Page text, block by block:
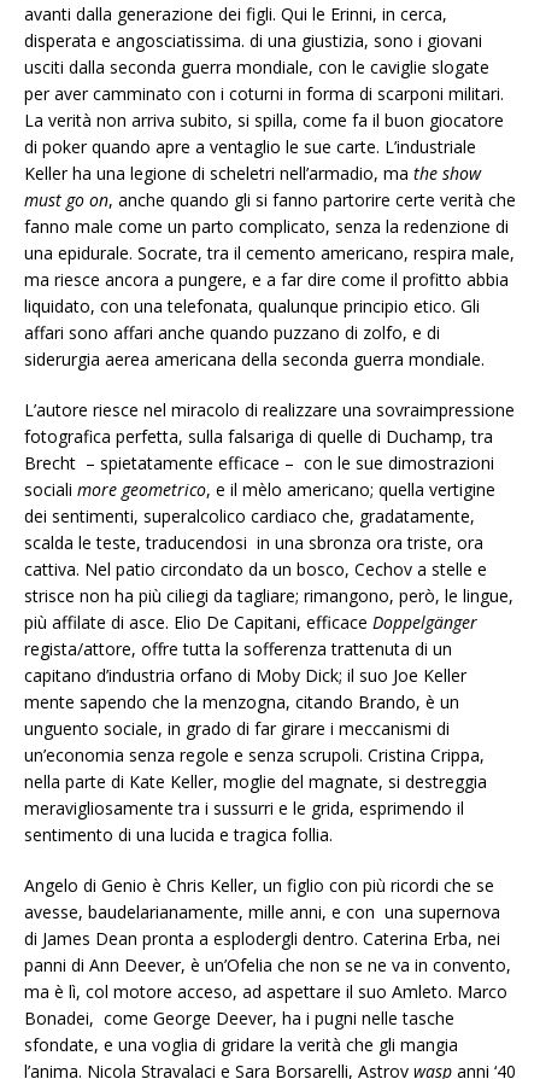
avanti dalla generazione dei figli. Qui le Erinni, in cerca,
disperata e angosciatissima. di una giustizia, sono i giovani
usciti dalla seconda guerra mondiale, con le caviglie slogate
per aver camminato con i coturni in forma di scarponi militari.
La verità non arriva subito, si spilla, come fa il buon giocatore
di poker quando apre a ventaglio le sue carte. L’industriale
Keller ha una legione di scheletri nell’armadio, ma the show
must go on, anche quando gli si fanno partorire certe verità che
fanno male come un parto complicato, senza la redenzione di
una epidurale. Socrate, tra il cemento americano, respira male,
ma riesce ancora a pungere, e a far dire come il profitto abbia
liquidato, con una telefonata, qualunque principio etico. Gli
affari sono affari anche quando puzzano di zolfo, e di
siderurgia aerea americana della seconda guerra mondiale.
L’autore riesce nel miracolo di realizzare una sovraimpressione
fotografica perfetta, sulla falsariga di quelle di Duchamp, tra
Brecht – spietatamente efficace – con le sue dimostrazioni
sociali more geometrico, e il mèlo americano; quella vertigine
dei sentimenti, superalcolico cardiaco che, gradatamente,
scalda le teste, traducendosi in una sbronza ora triste, ora
cattiva. Nel patio circondato da un bosco, Cechov a stelle e
strisce non ha più ciliegi da tagliare; rimangono, però, le lingue,
più affilate di asce. Elio De Capitani, efficace Doppelgänger
regista/attore, offre tutta la sofferenza trattenuta di un
capitano d’industria orfano di Moby Dick; il suo Joe Keller
mente sapendo che la menzogna, citando Brando, è un
unguento sociale, in grado di far girare i meccanismi di
un’economia senza regole e senza scrupoli. Cristina Crippa,
nella parte di Kate Keller, moglie del magnate, si destreggia
meravigliosamente tra i sussurri e le grida, esprimendo il
sentimento di una lucida e tragica follia.
Angelo di Genio è Chris Keller, un figlio con più ricordi che se
avesse, baudelarianamente, mille anni, e con una supernova
di James Dean pronta a esplodergli dentro. Caterina Erba, nei
panni di Ann Deever, è un’Ofelia che non se ne va in convento,
ma è lì, col motore acceso, ad aspettare il suo Amleto. Marco
Bonadei, come George Deever, ha i pugni nelle tasche
sfondate, e una voglia di gridare la verità che gli mangia
l’anima. Nicola Stravalaci e Sara Borsarelli, Astrov wasp anni ‘40